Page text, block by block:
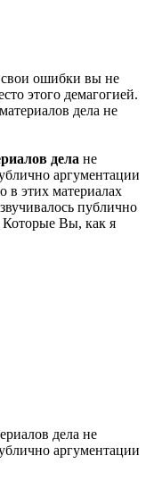
ошибки вы не
этого демагогией.
дела не
дела не
аргументации
в этих материалах
публично
Которые Вы, как я
дела не
аргументации